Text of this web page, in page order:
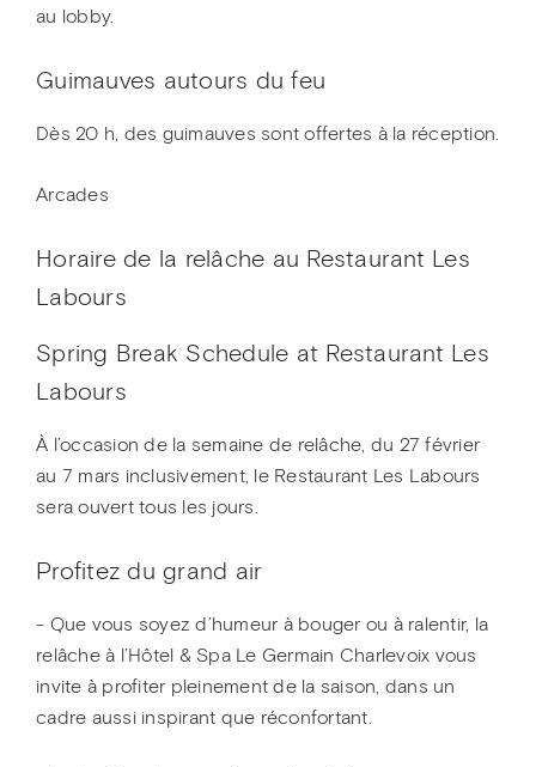
au lobby.
Guimauves autours du feu
Dès 20 h, des guimauves sont offertes à la réception.
Arcades
Horaire de la relâche au Restaurant Les
Labours
Spring Break Schedule at Restaurant Les
Labours
À l’occasion de la semaine de relâche, du 27 février
au 7 mars inclusivement, le Restaurant Les Labours
sera ouvert tous les jours.
Profitez du grand air
- Que vous soyez d’humeur à bouger ou à ralentir, la
relâche à l’Hôtel & Spa Le Germain Charlevoix vous
invite à profiter pleinement de la saison, dans un
cadre aussi inspirant que réconfortant.